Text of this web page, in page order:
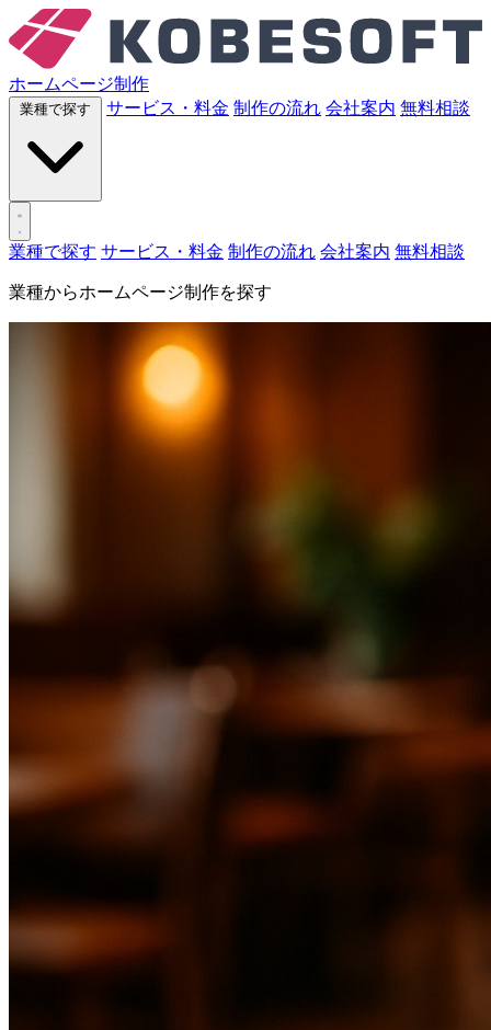
ホームページ制作
サービス・料金 制作の流れ 会社案内 無料相談
業種で探す サービス・料金 制作の流れ 会社案内 無料相談
業種からホームページ制作を探す